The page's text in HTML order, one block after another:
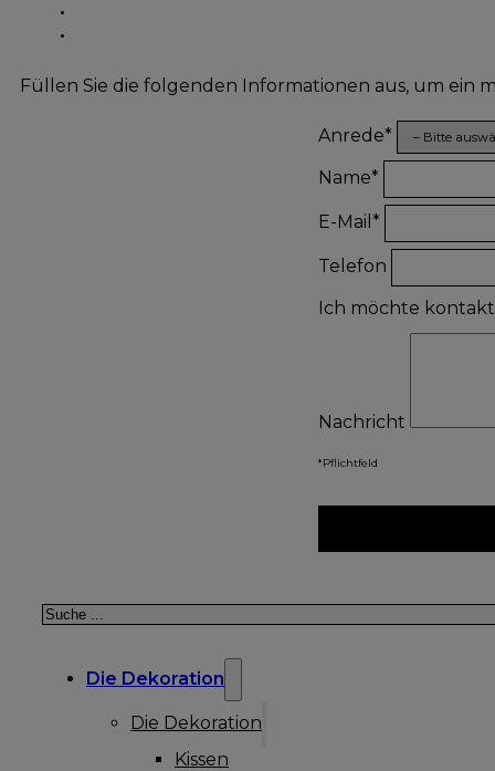
Füllen Sie die folgenden Informationen aus, um ein
Anrede*
Name*
E-Mail*
Telefon
Ich möchte
Nachricht
*Pflichtfeld
Suchen
Die Dekoration
Die Dekoration
Kissen